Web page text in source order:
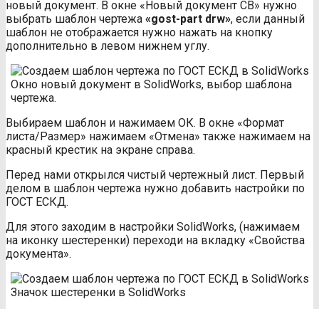
новый документ. В окне «Новый документ СВ» нужно
выбрать шаблон чертежа «gost-part drw», если данный
шаблон не отображается нужно нажать на кнопку
дополнительно в левом нижнем углу.
Окно новый документ в SolidWorks, выбор шаблона
чертежа.
Выбираем шаблон и нажимаем ОК. В окне «Формат
листа/Размер» нажимаем «Отмена» также нажимаем на
красный крестик на экране справа.
Перед нами открылся чистый чертежный лист. Первый
делом в шаблон чертежа нужно добавить настройки по
ГОСТ ЕСКД.
Для этого заходим в настройки SolidWorks, (нажимаем
на иконку шестеренки) переходи на вкладку «Свойства
документа».
Значок шестеренки в SolidWorks